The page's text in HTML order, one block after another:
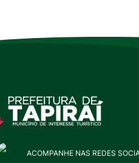
ACOMPANHE NAS REDES